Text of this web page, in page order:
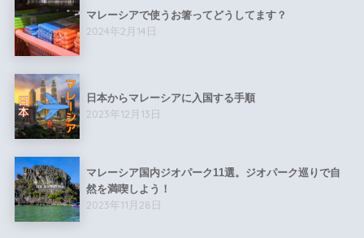
マレーシアで使うお箸ってどうしてます？
2024年2月14日
日本からマレーシアに入国する手順
2023年12月13日
マレーシア国内ジオパーク11選。ジオパーク巡りで自
然を満喫しよう！
2023年11月28日